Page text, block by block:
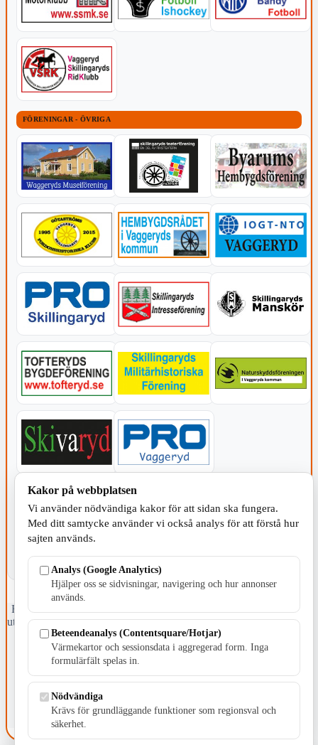
FÖRENINGAR - ÖVRIGA
KOMMUNEN
Fristående webbtidningsföretag grundat 1991 som sedan 2002 ger
ut tidningen Skillingaryd.nu och 2010 lanserades Värnamo.nu. Från
april 2026 omfattar Skillingaryd.nu tre kommuner: Gnosjö,
Värnamo och Vaggeryds kommun.
E-post: redaktionen@skillingaryd.nu
Postadress: Gisslaköp 1, 568 92 Skillingaryd
Kakor på webbplatsen
Vi använder nödvändiga kakor för att sidan ska fungera.
Med ditt samtycke använder vi också analys för att förstå hur
sajten används.
Analys (Google Analytics)
Hjälper oss se sidvisningar, navigering och hur annonser
används.
Beteendeanalys (Contentsquare/Hotjar)
Värmekartor och sessionsdata i aggregerad form. Inga
formulärfält spelas in.
Nödvändiga
Krävs för grundläggande funktioner som regionsval och
säkerhet.